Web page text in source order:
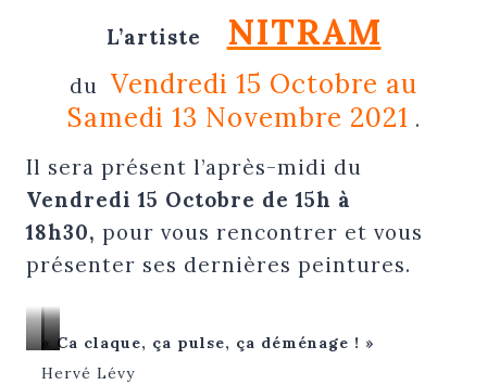
L’artiste
NITRAM
du Vendredi 15 Octobre au
Samedi 13 Novembre 2021 .
Il sera présent l’après-midi du
Vendredi 15 Octobre de 15h à
18h30, pour vous rencontrer et vous
présenter ses dernières peintures.
« Ca claque, ça pulse, ça déménage ! »
Hervé Lévy